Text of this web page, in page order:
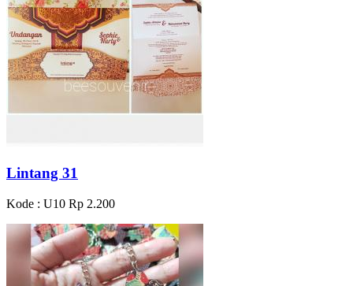
Lintang 31
Kode : U10 Rp 2.200